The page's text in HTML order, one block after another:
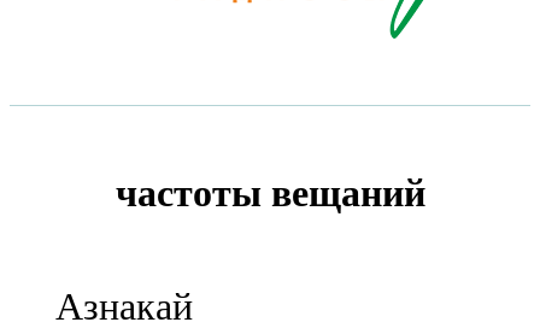
частоты вещаний
Азнакай